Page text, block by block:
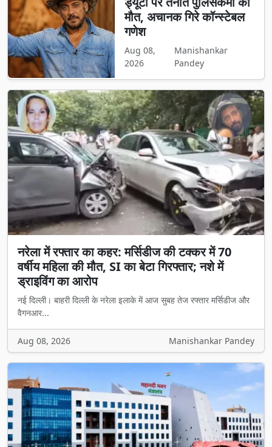
मौत, अचानक गिरे कॉन्स्टेबल
गणेश
Aug 08,
2026
Manishankar
Pandey
नरेला में रफ्तार का कहर: मर्सिडीज की टक्कर में 70
वर्षीय महिला की मौत, SI का बेटा गिरफ्तार; नशे में
ड्राइविंग का आरोप
नई दिल्ली। बाहरी दिल्ली के नरेला इलाके में आज सुबह तेज रफ्तार मर्सिडीज और
वैगनआर...
Aug 08, 2026 Manishankar Pandey